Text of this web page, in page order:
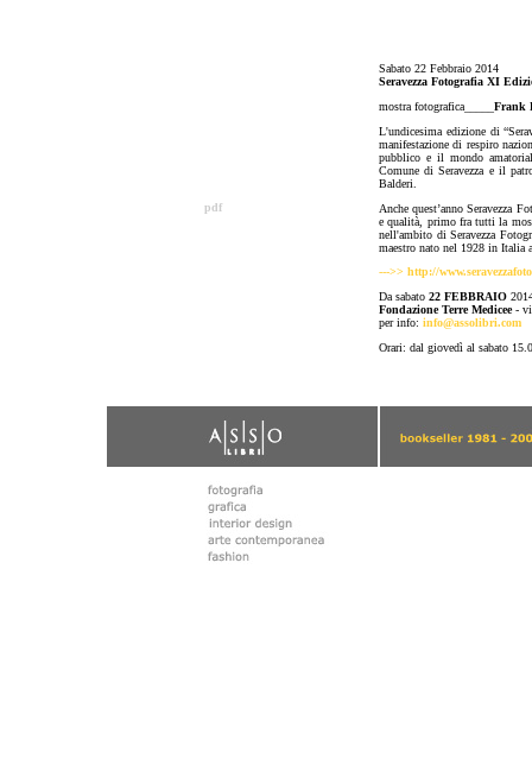
Sabato 22 Febbraio 2014
Seravezza Fotografia XI
mostra fotografica_____ Frank
L'undicesima edizione di
manifestazione di respiro
pubblico e il mondo
Comune di Seravezza e il
Balderi.
Anche quest’anno Seravezza
e qualità, primo fra tutti la
nell'ambito di Seravezza
maestro nato nel 1928 in Italia
--->> http://
Da sabato 22 FEBBRAIO
Fondazione Terre Medicee-
per info: info@assolibri.com
Orari: dal giovedì al sabato
pdf